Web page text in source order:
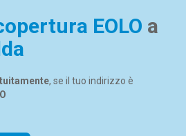
EOLO a
, se il tuo indirizzo è